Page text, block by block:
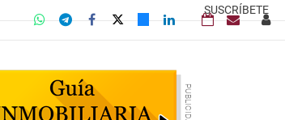
SUSCRÍBETE